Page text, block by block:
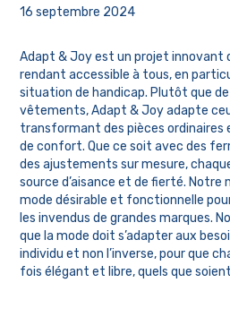
16 septembre 2024
Adapt & Joy est un projet innovant
rendant accessible à tous, en
situation de handicap. Plutôt que
vêtements, Adapt & Joy adapte
transformant des pièces ordinaires
de confort. Que ce soit avec des
des ajustements sur mesure,
source d’aisance et de fierté. Notre
mode désirable et fonctionnelle
les invendus de grandes marques.
que la mode doit s’adapter aux
individu et non l’inverse, pour que
fois élégant et libre, quels que